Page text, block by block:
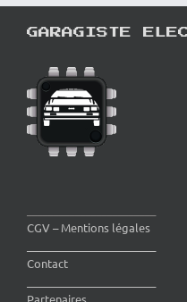
GARAGISTE
CGV – Mentions légales
Contact